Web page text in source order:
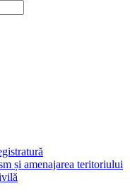
și amenajarea teritoriului